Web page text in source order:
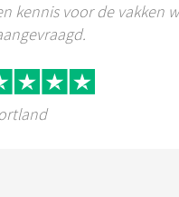
kennis voor de vakken